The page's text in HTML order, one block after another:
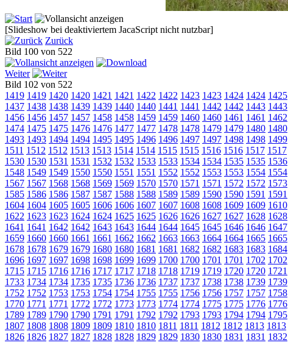
[Slideshow bei deaktiviertem JacaScript nicht nutzbar]
Zurück
Bild 100 von 522
Weiter
Bild 102 von 522
1419 1419 1420 1420 1421 1421 1422 1422 1423 1423 1424 1424 1425
1437 1438 1438 1439 1439 1440 1440 1441 1441 1442 1442 1443 1443
1456 1456 1457 1457 1458 1458 1459 1459 1460 1460 1461 1461 1462
1474 1475 1475 1476 1476 1477 1477 1478 1478 1479 1479 1480 1480
1493 1493 1494 1494 1495 1495 1496 1496 1497 1497 1498 1498 1499
1511 1512 1512 1513 1513 1514 1514 1515 1515 1516 1516 1517 1517
1530 1530 1531 1531 1532 1532 1533 1533 1534 1534 1535 1535 1536
1548 1549 1549 1550 1550 1551 1551 1552 1552 1553 1553 1554 1554
1567 1567 1568 1568 1569 1569 1570 1570 1571 1571 1572 1572 1573
1585 1586 1586 1587 1587 1588 1588 1589 1589 1590 1590 1591 1591
1604 1604 1605 1605 1606 1606 1607 1607 1608 1608 1609 1609 1610
1622 1623 1623 1624 1624 1625 1625 1626 1626 1627 1627 1628 1628
1641 1641 1642 1642 1643 1643 1644 1644 1645 1645 1646 1646 1647
1659 1660 1660 1661 1661 1662 1662 1663 1663 1664 1664 1665 1665
1678 1678 1679 1679 1680 1680 1681 1681 1682 1682 1683 1683 1684
1696 1697 1697 1698 1698 1699 1699 1700 1700 1701 1701 1702 1702
1715 1715 1716 1716 1717 1717 1718 1718 1719 1719 1720 1720 1721
1733 1734 1734 1735 1735 1736 1736 1737 1737 1738 1738 1739 1739
1752 1752 1753 1753 1754 1754 1755 1755 1756 1756 1757 1757 1758
1770 1771 1771 1772 1772 1773 1773 1774 1774 1775 1775 1776 1776
1789 1789 1790 1790 1791 1791 1792 1792 1793 1793 1794 1794 1795
1807 1808 1808 1809 1809 1810 1810 1811 1811 1812 1812 1813 1813
1826 1826 1827 1827 1828 1828 1829 1829 1830 1830 1831 1831 1832